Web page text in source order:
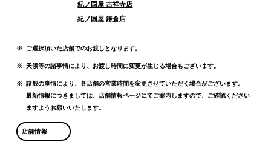
紀ノ国屋 吉祥寺店
紀ノ国屋 鎌倉店
※ ご選択頂いた店舗でのお渡しとなります。
※ 天候等の諸事情により、お渡し時間に変更が生じる場合もございます。
※
諸般の事情により、各店舗の営業時間を変更させていただく場合がございます。
最新情報につきましては、店舗情報ページにてご案内しますので、ご確認ください
ますようお願いいたします。
店舗情報